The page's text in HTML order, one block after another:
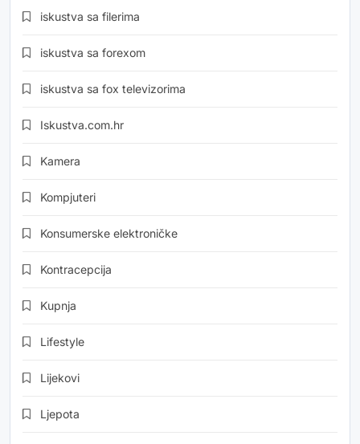
iskustva sa filerima
iskustva sa forexom
iskustva sa fox televizorima
Iskustva.com.hr
Kamera
Kompjuteri
Konsumerske elektroničke
Kontracepcija
Kupnja
Lifestyle
Lijekovi
Ljepota